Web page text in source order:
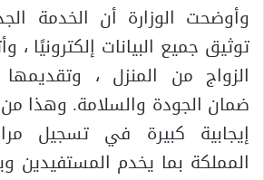
وأوضحت الوزارة أن الخدمة
توثيق جميع البيانات إلكترونيًا ،
الزواج من المنزل ،
ضمان الجودة والسلامة. وهذا
إيجابية كبيرة في تسجيل
المملكة بما يخدم المستفيدين